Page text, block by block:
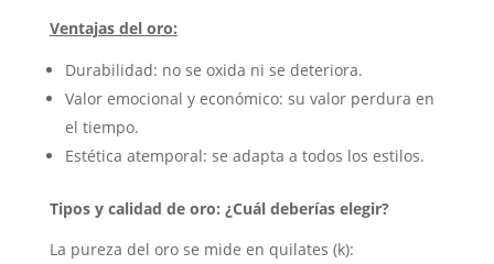
Ventajas del oro:
Durabilidad: no se oxida ni se deteriora.
Valor emocional y económico: su valor perdura en
el tiempo.
Estética atemporal: se adapta a todos los estilos.
Tipos y calidad de oro: ¿Cuál deberías elegir?
La pureza del oro se mide en quilates (k):